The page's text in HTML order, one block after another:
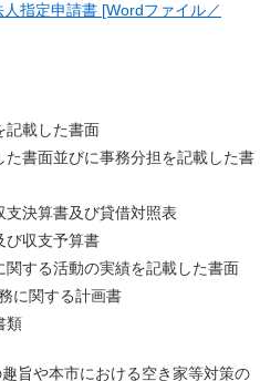
指定申請書 [Wordファイル／
載した書面
書面並びに事務分担を記載した書
決算書及び貸借対照表
収支予算書
する活動の実績を記載した書面
に関する計画書
類
旨や本市における空き家等対策の